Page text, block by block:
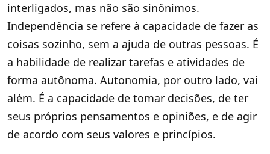
interligados, mas não são sinônimos.
Independência se refere à capacidade de fazer as
coisas sozinho, sem a ajuda de outras pessoas. É
a habilidade de realizar tarefas e atividades de
forma autônoma. Autonomia, por outro lado, vai
além. É a capacidade de tomar decisões, de ter
seus próprios pensamentos e opiniões, e de agir
de acordo com seus valores e princípios.